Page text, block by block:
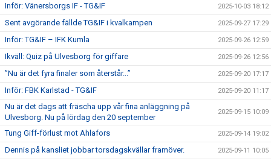
Inför: Vänersborgs IF - TG&IF 2025-10-03 18:12
Sent avgörande fällde TG&IF i kvalkampen 2025-09-27 17:29
Inför: TG&IF – IFK Kumla 2025-09-26 12:59
Ikväll: Quiz på Ulvesborg för giffare 2025-09-26 12:56
”Nu är det fyra finaler som återstår...” 2025-09-20 17:17
Inför: FBK Karlstad - TG&IF 2025-09-20 11:17
Nu är det dags att fräscha upp vår fina anläggning på
Ulvesborg. Nu på lördag den 20 september
2025-09-15 10:09
Tung Giff-förlust mot Ahlafors 2025-09-14 19:02
Dennis på kansliet jobbar torsdagskvällar framöver. 2025-09-11 10:05